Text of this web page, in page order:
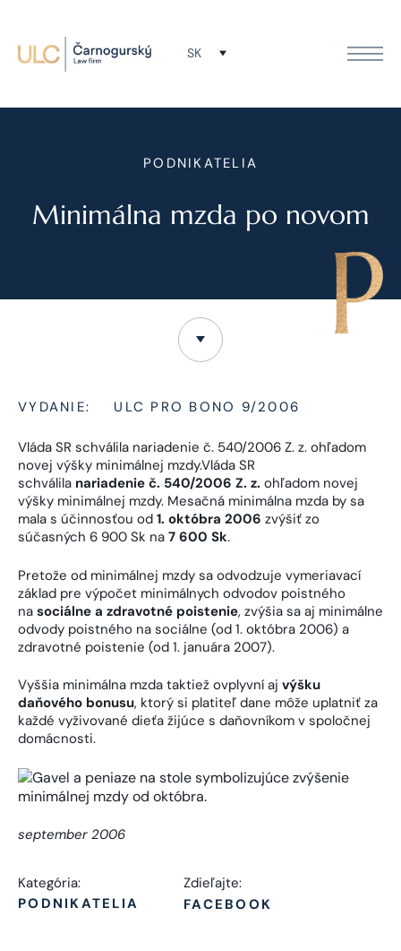
SK
PODNIKATELIA
Minimálna mzda po novom
VYDANIE: ULC PRO BONO 9/2006
Vláda SR schválila nariadenie č. 540/2006 Z. z. ohľadom
novej výšky minimálnej mzdy.Vláda SR
schválila nariadenie č. 540/2006 Z. z. ohľadom novej
výšky minimálnej mzdy. Mesačná minimálna mzda by sa
mala s účinnosťou od 1. októbra 2006 zvýšiť zo
súčasných 6 900 Sk na 7 600 Sk.
Pretože od minimálnej mzdy sa odvodzuje vymeriavací
základ pre výpočet minimálnych odvodov poistného
na sociálne a zdravotné poistenie, zvýšia sa aj minimálne
odvody poistného na sociálne (od 1. októbra 2006) a
zdravotné poistenie (od 1. januára 2007).
Vyššia minimálna mzda taktiež ovplyvní aj výšku
daňového bonusu, ktorý si platiteľ dane môže uplatniť za
každé vyživované dieťa žijúce s daňovníkom v spoločnej
domácnosti.
september 2006
Kategória:
PODNIKATELIA
Zdieľajte:
FACEBOOK